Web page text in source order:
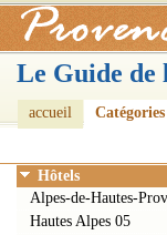
Le Guide de
accueil Catégories
Hôtels
Alpes-de-Hautes-
Hautes Alpes 05